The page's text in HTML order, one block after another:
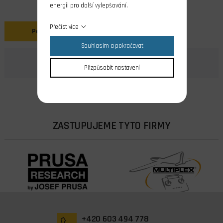
Popis
ZASTUPUJEME TYTO FIRMY
+420 603 494 778
energii pro další vylepšování.
Přečíst více
Souhlasím a pokračovat
Přizpůsobit nastavení